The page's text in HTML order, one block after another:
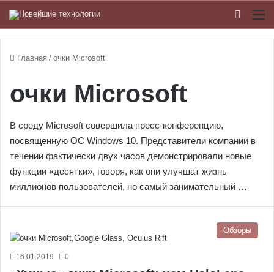
Главная / очки Microsoft
очки Microsoft
В среду Microsoft совершила пресс-конференцию,
посвященную ОС Windows 10. Представители компании в
течении фактически двух часов демонстрировали новые
функции «десятки», говоря, как они улучшат жизнь
миллионов пользователей, но самый занимательный …
Обзоры
16.01.2019 0